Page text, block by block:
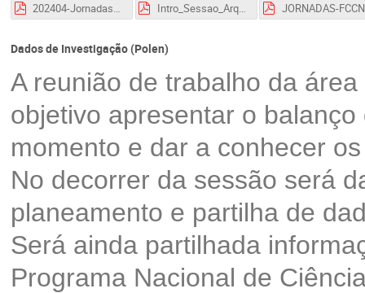
202404-JornadasFCCN-Wikipedia-PG.pdf Intro_Sessao_ArquivoPt_JG_v1.pptx.pdf
Dados de Investigação (Polen)
A reunião de trabalho da
objetivo apresentar o
momento e dar a conhecer
No decorrer da sessão será
planeamento e partilha de
Será ainda partilhada
Programa Nacional de